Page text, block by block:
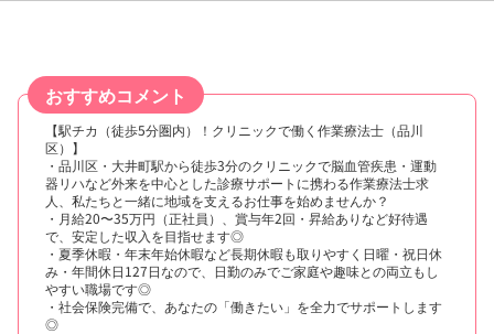
おすすめコメント
【駅チカ（徒歩5分圏内）！クリニックで働く作業療法士（品川
区）】
・品川区・大井町駅から徒歩3分のクリニックで脳血管疾患・運動
器リハなど外来を中心とした診療サポートに携わる作業療法士求
人、私たちと一緒に地域を支えるお仕事を始めませんか？
・月給20〜35万円（正社員）、賞与年2回・昇給ありなど好待遇
で、安定した収入を目指せます◎
・夏季休暇・年末年始休暇など長期休暇も取りやすく日曜・祝日休
み・年間休日127日なので、日勤のみでご家庭や趣味との両立もし
やすい職場です◎
・社会保険完備で、あなたの「働きたい」を全力でサポートします
◎